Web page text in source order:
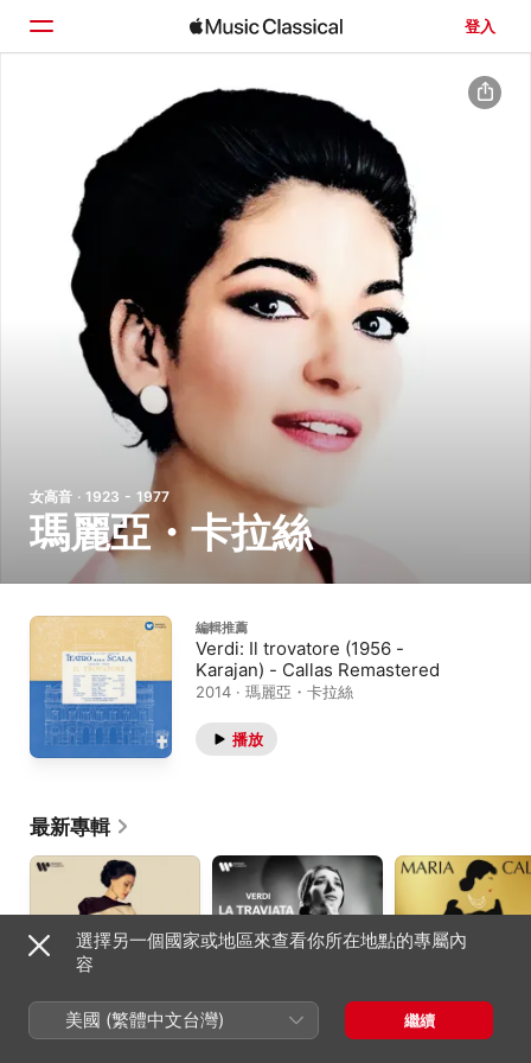
登入
瀏覽
搜尋
女高音 · 1923 - 1977
瑪麗亞・卡拉絲
編輯推薦
Verdi: Il trovatore (1956 -
Karajan) - Callas Remastered
2014 · 瑪麗亞・卡拉絲
播放
最新專輯
Maria (Original Motion
Verdi: La traviata
Diva by Daisy
選擇另一個國家或地區來查看你所在地點的專屬內
容
美國 (繁體中文台灣) 繼續